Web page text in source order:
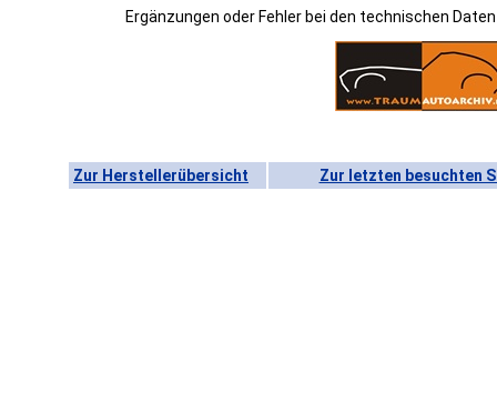
Ergänzungen oder Fehler bei den technischen
Zur Herstellerübersicht Zur letzten besuchten